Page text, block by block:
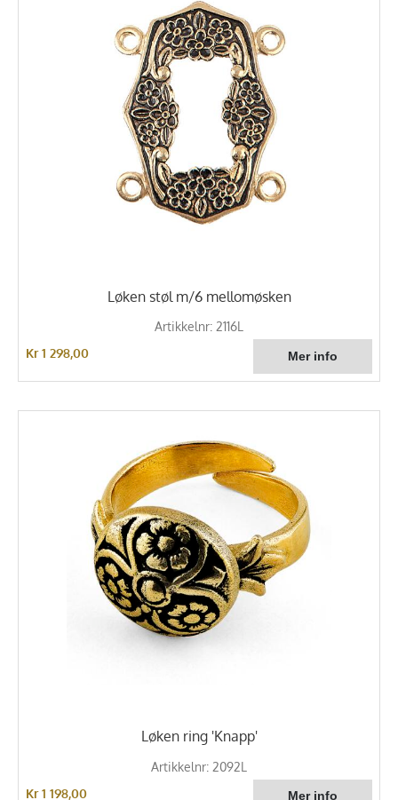
Løken støl m/6 mellomøsken
Artikkelnr: 2116L
Kr 1 298,00
Løken ring 'Knapp'
Artikkelnr: 2092L
Kr 1 198,00